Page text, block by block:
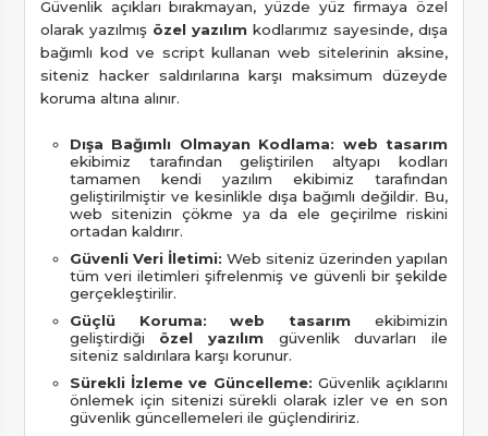
Güvenlik açıkları bırakmayan, yüzde yüz firmaya özel
olarak yazılmış özel yazılım kodlarımız sayesinde, dışa
bağımlı kod ve script kullanan web sitelerinin aksine,
siteniz hacker saldırılarına karşı maksimum düzeyde
koruma altına alınır.
Dışa Bağımlı Olmayan Kodlama: web tasarım
ekibimiz tarafından geliştirilen altyapı kodları
tamamen kendi yazılım ekibimiz tarafından
geliştirilmiştir ve kesinlikle dışa bağımlı değildir. Bu,
web sitenizin çökme ya da ele geçirilme riskini
ortadan kaldırır.
Güvenli Veri İletimi: Web siteniz üzerinden yapılan
tüm veri iletimleri şifrelenmiş ve güvenli bir şekilde
gerçekleştirilir.
Güçlü Koruma:
web tasarım ekibimizin
geliştirdiği özel yazılım güvenlik duvarları ile
siteniz saldırılara karşı korunur.
Sürekli İzleme ve Güncelleme: Güvenlik açıklarını
önlemek için sitenizi sürekli olarak izler ve en son
güvenlik güncellemeleri ile güçlendiririz.